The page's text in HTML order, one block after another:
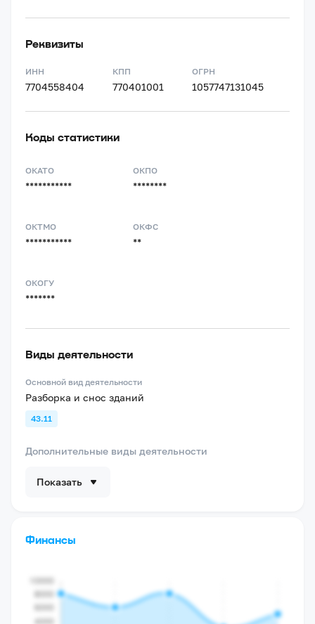
Реквизиты
ИНН
7704558404
КПП
770401001
ОГРН
1057747131045
Коды статистики
ОКАТО
***********
ОКПО
********
ОКТМО
***********
ОКФС
**
ОКОГУ
*******
Виды деятельности
Основной вид деятельности
Разборка и снос зданий
43.11
Дополнительные виды деятельности
Показать
Финансы